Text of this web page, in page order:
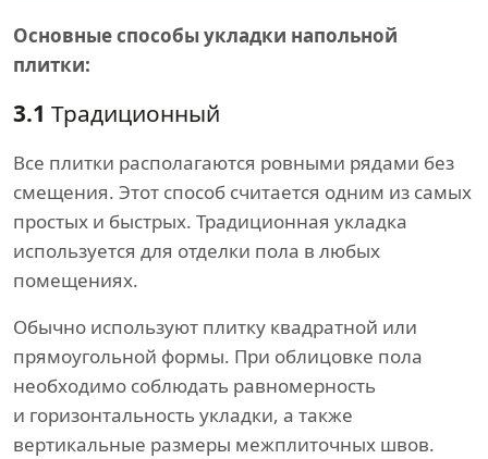
Основные способы укладки напольной
плитки:
3.1 Традиционный
Все плитки располагаются ровными рядами без
смещения. Этот способ считается одним из самых
простых и быстрых. Традиционная укладка
используется для отделки пола в любых
помещениях.
Обычно используют плитку квадратной или
прямоугольной формы. При облицовке пола
необходимо соблюдать равномерность
и горизонтальность укладки, а также
вертикальные размеры межплиточных швов.